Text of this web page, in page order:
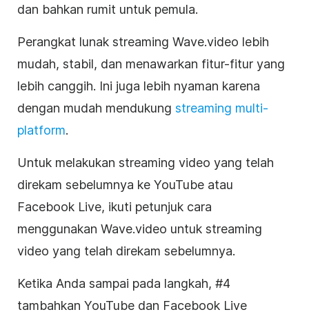
dan bahkan rumit untuk pemula.
Perangkat lunak streaming Wave.video lebih
mudah, stabil, dan menawarkan fitur-fitur yang
lebih canggih. Ini juga lebih nyaman karena
dengan mudah mendukung streaming multi-
platform.
Untuk melakukan streaming video yang telah
direkam sebelumnya ke YouTube atau
Facebook Live, ikuti petunjuk cara
menggunakan Wave.video untuk streaming
video yang telah direkam sebelumnya.
Ketika Anda sampai pada langkah, #4
tambahkan YouTube dan Facebook Live